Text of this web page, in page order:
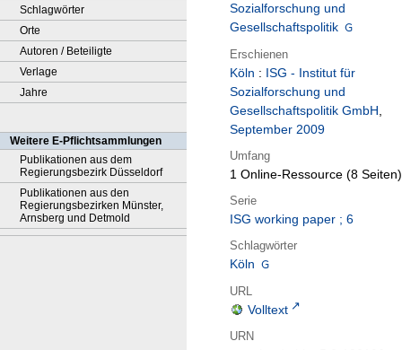
Schlagwörter
Orte
Autoren / Beteiligte
Verlage
Jahre
Weitere E-Pflichtsammlungen
Publikationen aus dem
Regierungsbezirk Düsseldorf
Publikationen aus den
Regierungsbezirken Münster,
Arnsberg und Detmold
Sozialforschung und
Gesellschaftspolitik
Erschienen
Köln : ISG - Institut für
Sozialforschung und
Gesellschaftspolitik GmbH,
September 2009
Umfang
1 Online-Ressource (8 Seiten)
Serie
ISG working paper ; 6
Schlagwörter
Köln
URL
Volltext
URN